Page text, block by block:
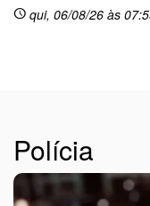
schedule qui, 06/08/26 às
Polícia